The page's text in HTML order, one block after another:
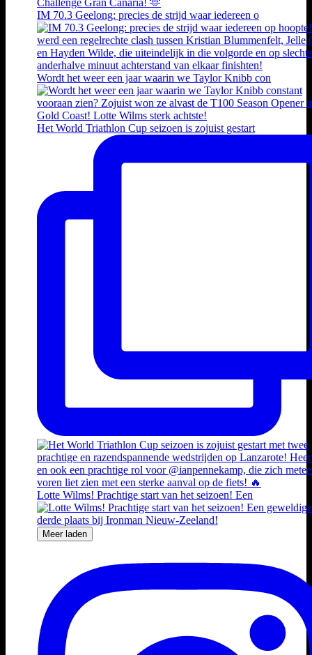
IM 70.3 Geelong: precies de strijd waar iedereen o
Wordt het weer een jaar waarin we Taylor Knibb con
Het World Triathlon Cup seizoen is zojuist gestart
Lotte Wilms! Prachtige start van het seizoen! Een
Meer laden